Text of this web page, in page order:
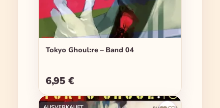
Tokyo Ghoul:re – Band 04
Regulärer Preis:
6,95 €